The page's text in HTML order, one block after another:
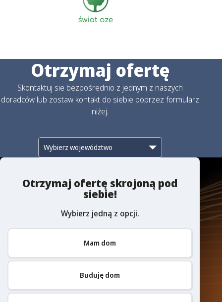
Otrzymaj ofertę
Skontaktuj sie bezpośrednio z jednym z naszych
doradców lub zostaw kontakt do siebie poprzez formularz
niżej.
Otrzymaj ofertę skrojoną pod
siebie!
Wybierz jedną z opcji.
Mam dom
Buduję dom